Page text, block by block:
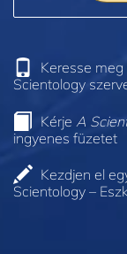
Keresse
Scientology
Kérje A
ingyenes füzetet
Kezdjen el
Scientology –